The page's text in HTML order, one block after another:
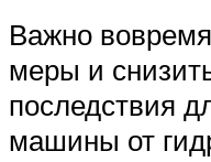
Важно
меры и
последствия
машины от